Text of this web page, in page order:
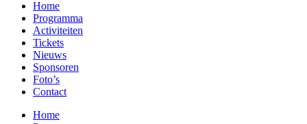
Home
Programma
Activiteiten
Tickets
Nieuws
Sponsoren
Foto’s
Contact
Home